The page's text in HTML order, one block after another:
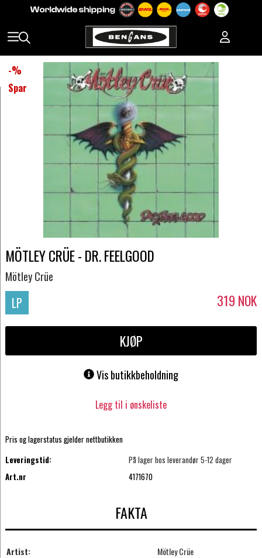
-%
Spar
MÖTLEY CRÜE - DR. FEELGOOD
Mötley Crüe
LP 319 NOK
KJØP
Vis butikkbeholdning
Legg til i ønskeliste
Pris og lagerstatus gjelder nettbutikken
Leveringstid:
På lager hos leverandør 5-12 dager
Art.nr
4171670
FAKTA
Artist:
Mötley Crüe